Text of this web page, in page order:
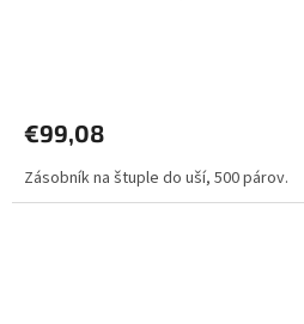
€99,08
Zásobník na štuple do uší, 500 párov.